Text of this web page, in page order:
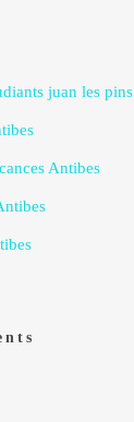
juan les pins
Antibes